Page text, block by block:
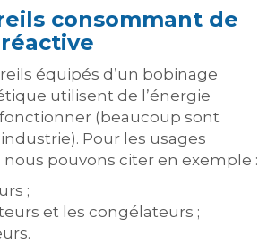
consommant de
équipés d’un bobinage
utilisent de l’énergie
(beaucoup sont
Pour les usages
pouvons citer en exemple :
;
et les congélateurs ;